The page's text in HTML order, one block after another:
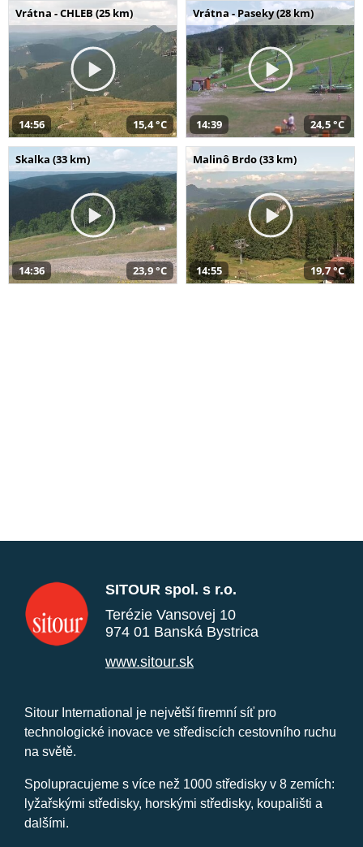
Vrátna - CHLEB (25 km)
14:56 15,4 °C
Vrátna - Paseky (28 km)
14:39 24,5 °C
Skalka (33 km)
14:36 23,9 °C
Malinô Brdo (33 km)
14:55 19,7 °C
SITOUR spol. s r.o.
Terézie Vansovej 10
974 01 Banská Bystrica
www.sitour.sk
Sitour International je největší firemní síť pro
technologické inovace ve střediscích cestovního ruchu
na světě.
Spolupracujeme s více než 1000 středisky v 8 zemích:
lyžařskými středisky, horskými středisky, koupališti a
dalšími.